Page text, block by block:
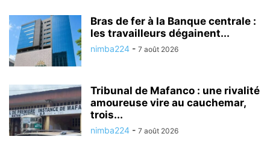
Bras de fer à la Banque centrale :
les travailleurs dégainent...
nimba224 - 7 août 2026
Tribunal de Mafanco : une rivalité
amoureuse vire au cauchemar,
trois...
nimba224 - 7 août 2026